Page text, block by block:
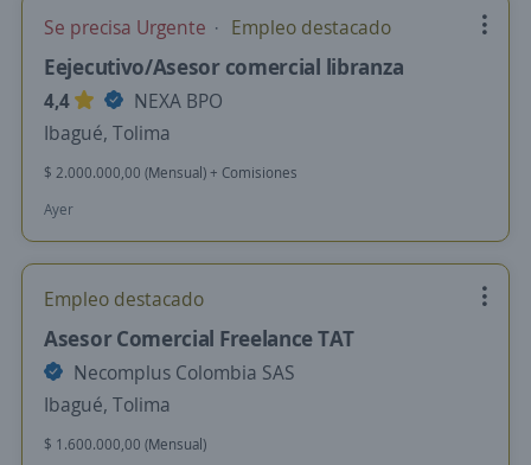
Se precisa Urgente Empleo destacado
Eejecutivo/Asesor comercial libranza
4,4
NEXA BPO
Ibagué, Tolima
$ 2.000.000,00 (Mensual) + Comisiones
Ayer
Empleo destacado
Asesor Comercial Freelance TAT
Necomplus Colombia SAS
Ibagué, Tolima
$ 1.600.000,00 (Mensual)